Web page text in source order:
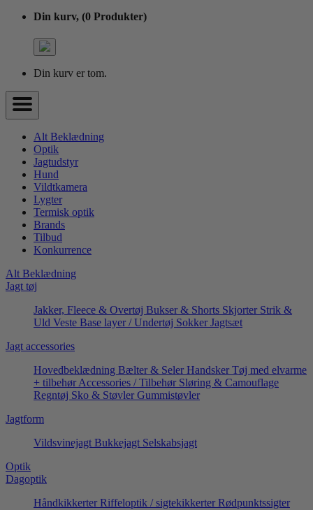
Din kurv, (0 Produkter)
Din kurv er tom.
Alt Beklædning
Optik
Jagtudstyr
Hund
Vildtkamera
Lygter
Termisk optik
Brands
Tilbud
Konkurrence
Alt Beklædning
Jagt tøj
Jakker, Fleece & Overtøj Bukser & Shorts Skjorter Strik &
Uld Veste Base layer / Undertøj Sokker Jagtsæt
Jagt accessories
Hovedbeklædning Bælter & Seler Handsker Tøj med elvarme
+ tilbehør Accessories / Tilbehør Sløring & Camouflage
Regntøj Sko & Støvler Gummistøvler
Jagtform
Vildsvinejagt Bukkejagt Selskabsjagt
Optik
Dagoptik
Håndkikkerter Riffeloptik / sigtekikkerter Rødpunktssigter